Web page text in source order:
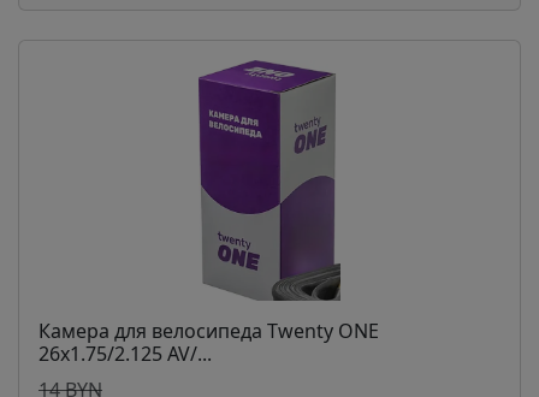
Камера для велосипеда Twenty ONE
26х1.75/2.125 AV/...
14 BYN